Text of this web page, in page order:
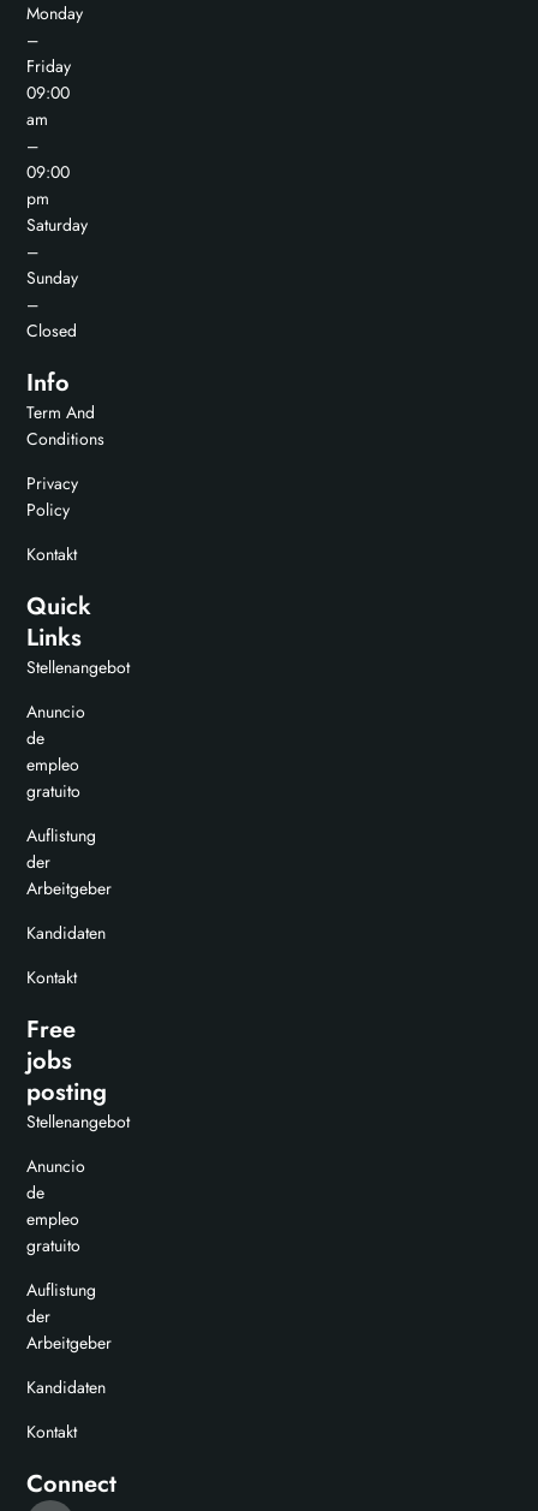
Monday
–
Friday
09:00
am
–
09:00
pm
Saturday
–
Sunday
–
Closed
Info
Term And
Conditions
Privacy
Policy
Kontakt
Quick
Links
Stellenangebot
Anuncio
de
empleo
gratuito
Auflistung
der
Arbeitgeber
Kandidaten
Kontakt
Free
jobs
posting
Stellenangebot
Anuncio
de
empleo
gratuito
Auflistung
der
Arbeitgeber
Kandidaten
Kontakt
Connect